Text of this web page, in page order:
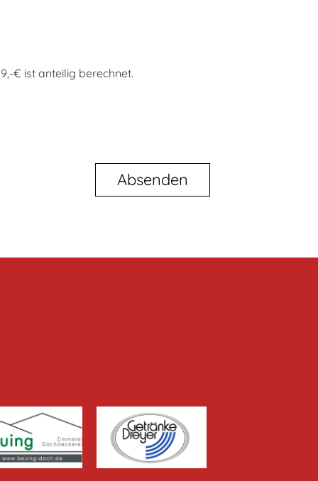
€ ist anteilig berechnet.